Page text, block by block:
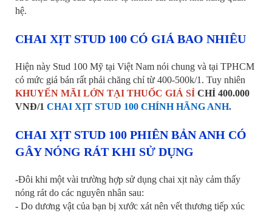
hệ.
CHAI XỊT STUD 100 CÓ GIÁ BAO NHIÊU
Hiện này Stud 100 Mỹ tại Việt Nam nói chung và tại TPHCM
có mức giá bán rất phải chăng chỉ từ 400-500k/1. Tuy nhiên
KHUYẾN MÃI LỚN TẠI THUỐC GIÁ SỈ CHỈ 400.000
VNĐ/1 CHAI XỊT STUD 100 CHÍNH HÃNG ANH.
CHAI XỊT STUD 100 PHIÊN BẢN ANH CÓ
GÂY NÓNG RÁT KHI SỬ DỤNG
-Đôi khi một vài trường hợp sử dụng chai xịt này cảm thấy
nóng rát do các nguyên nhân sau:
- Do dương vật của bạn bị xước xát nên vết thương tiếp xúc